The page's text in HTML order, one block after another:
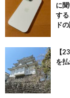
に
す
ド
【
を